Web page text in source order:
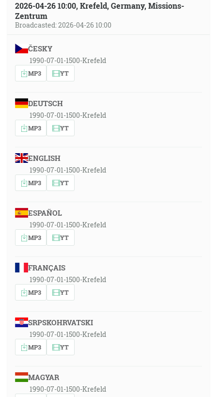
2026-04-26 10:00, Krefeld, Germany, Missions-
Zentrum
Broadcasted: 2026-04-26 10:00
ČESKY
1990-07-01-1500-Krefeld
MP3 YT
DEUTSCH
1990-07-01-1500-Krefeld
MP3 YT
ENGLISH
1990-07-01-1500-Krefeld
MP3 YT
ESPAÑOL
1990-07-01-1500-Krefeld
MP3 YT
FRANÇAIS
1990-07-01-1500-Krefeld
MP3 YT
SRPSKOHRVATSKI
1990-07-01-1500-Krefeld
MP3 YT
MAGYAR
1990-07-01-1500-Krefeld